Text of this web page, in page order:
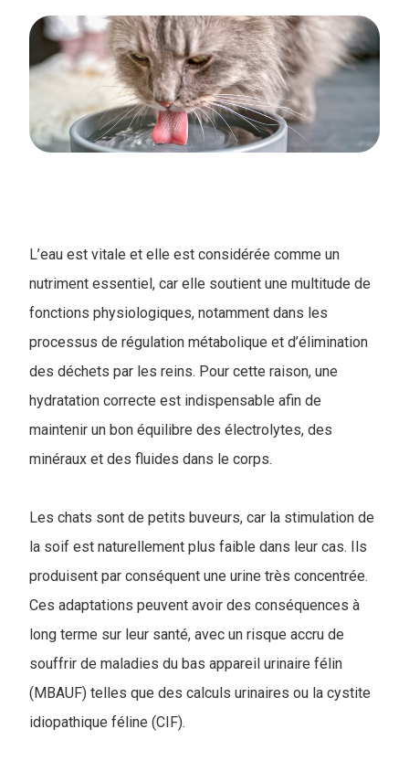
L’eau est vitale et elle est considérée comme un
nutriment essentiel, car elle soutient une multitude de
fonctions physiologiques, notamment dans les
processus de régulation métabolique et d’élimination
des déchets par les reins. Pour cette raison, une
hydratation correcte est indispensable afin de
maintenir un bon équilibre des électrolytes, des
minéraux et des fluides dans le corps.
Les chats sont de petits buveurs, car la stimulation de
la soif est naturellement plus faible dans leur cas. Ils
produisent par conséquent une urine très concentrée.
Ces adaptations peuvent avoir des conséquences à
long terme sur leur santé, avec un risque accru de
souffrir de maladies du bas appareil urinaire félin
(MBAUF) telles que des calculs urinaires ou la cystite
idiopathique féline (CIF).